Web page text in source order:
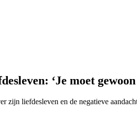
‘Je moet
zijn liefdesleven en de negatieve